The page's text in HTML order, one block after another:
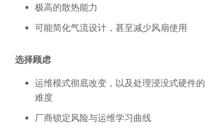
极高的散热能力
可能简化气流设计，甚至减少风扇使用
选择顾虑
运维模式彻底改变，以及处理浸没式硬件的
难度
厂商锁定风险与运维学习曲线